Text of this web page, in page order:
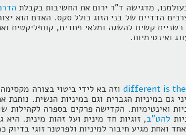
מדגישה ד"ר ירום את החשיבות בקבלת
הדדיים של בני הזוג כולל סקס. האדם הוא
קשים להשגה ומלאי פחדים, קונפליקטים
ואינטימיות.
different is וזה בא לידי ביטוי בצורה
גם במיניות הגברית וגם במיניות הנשית.
ואינטימיות. הקדישה פרקים בספרה לקהילות
להט"ב, זוגיות חד מינית ועל זהות מינית. היא
ואחת מגיע חיבור למיניות ולפרטנר זוגי בדיוק